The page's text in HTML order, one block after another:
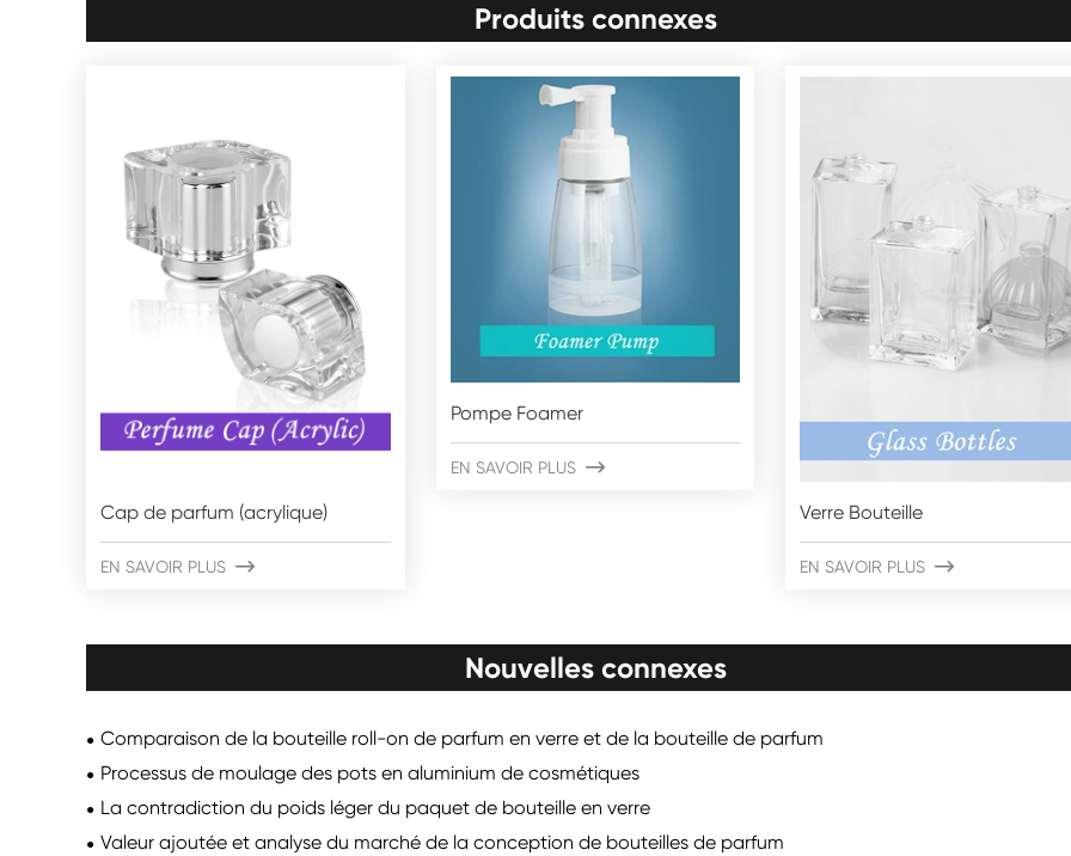
Produits connexes
Cap de parfum (acrylique)
EN SAVOIR PLUS 
Pompe Foamer
EN SAVOIR PLUS 
Verre Bouteille
EN SAVOIR PLUS 
Nouvelles connexes
Comparaison de la bouteille roll-on de parfum en verre et de la bouteille de parfum
Processus de moulage des pots en aluminium de cosmétiques
La contradiction du poids léger du paquet de bouteille en verre
Valeur ajoutée et analyse du marché de la conception de bouteilles de parfum